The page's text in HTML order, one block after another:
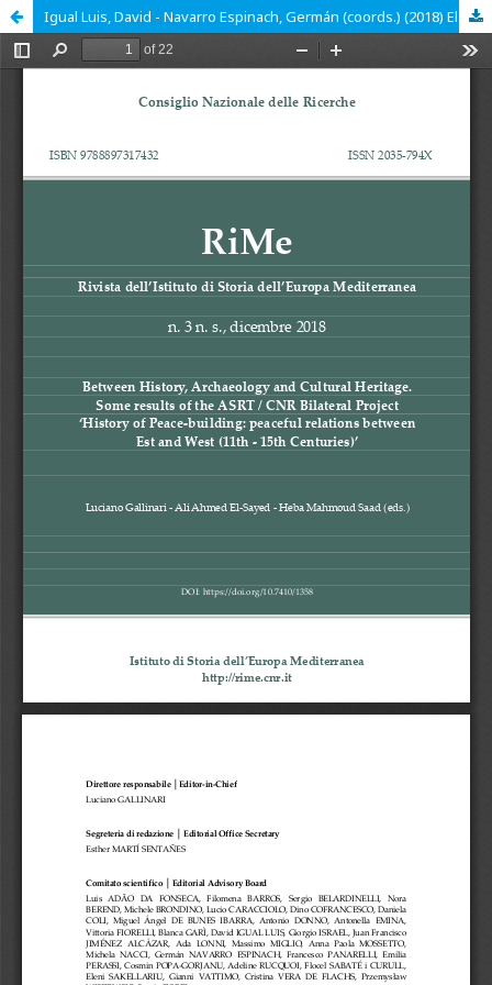
Igual Luis, David - Navarro Espinach, Germán (coords.) (2018) El País Valenciano en la Baja Edad Media. Valencia: Publicacions de la Universitat de Valencia, 366 p., ISBN: 9788491342229